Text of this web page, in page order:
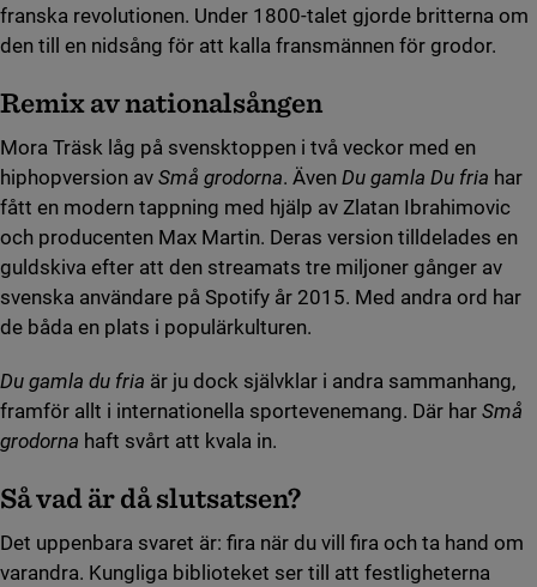
franska revolutionen. Under 1800-talet gjorde britterna om
den till en nidsång för att kalla fransmännen för grodor.
Remix av nationalsången
Mora Träsk låg på svensktoppen i två veckor med en
hiphopversion av Små grodorna. Även Du gamla Du fria har
fått en modern tappning med hjälp av Zlatan Ibrahimovic
och producenten Max Martin. Deras version tilldelades en
guldskiva efter att den streamats tre miljoner gånger av
svenska användare på Spotify år 2015. Med andra ord har
de båda en plats i populärkulturen.
Du gamla du fria är ju dock självklar i andra sammanhang,
framför allt i internationella sportevenemang. Där har Små
grodorna haft svårt att kvala in.
Så vad är då slutsatsen?
Det uppenbara svaret är: fira när du vill fira och ta hand om
varandra. Kungliga biblioteket ser till att festligheterna